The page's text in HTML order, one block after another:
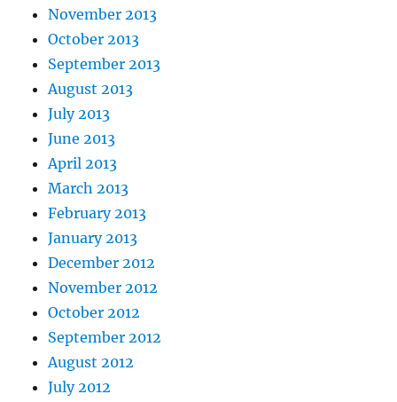
November 2013
October 2013
September 2013
August 2013
July 2013
June 2013
April 2013
March 2013
February 2013
January 2013
December 2012
November 2012
October 2012
September 2012
August 2012
July 2012